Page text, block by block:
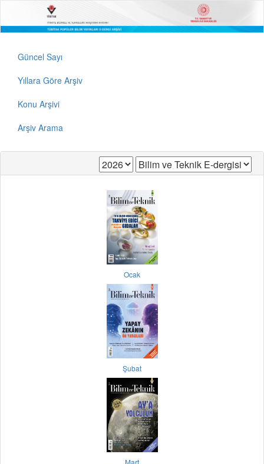
Güncel Sayı
Yıllara Göre Arşiv
Konu Arşivi
Arşiv Arama
Ocak
Şubat
Mart